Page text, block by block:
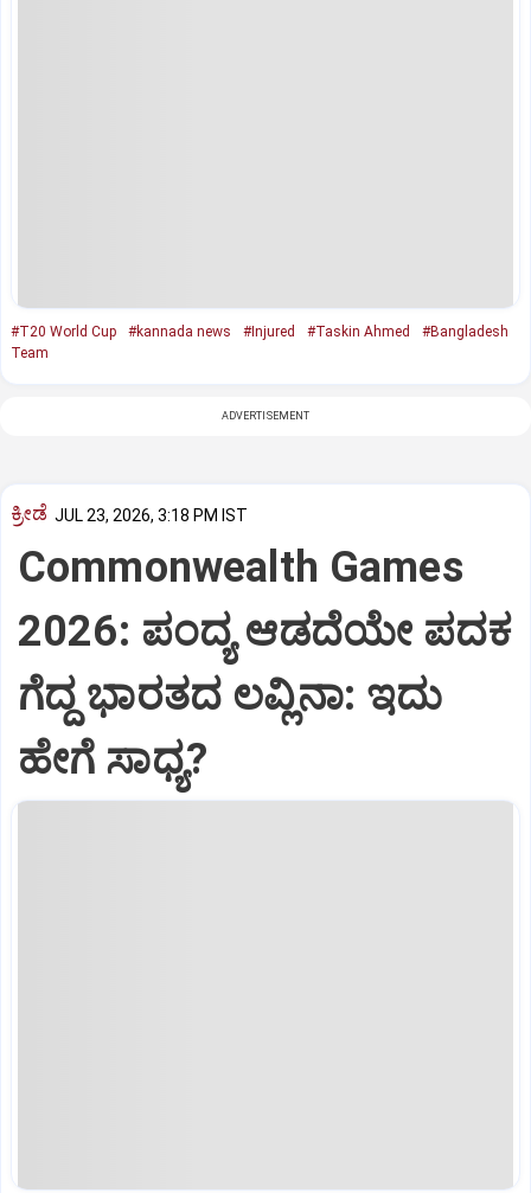
#T20 World Cup #kannada news #Injured #Taskin Ahmed
#Bangladesh
Team
ADVERTISEMENT
ಕ್ರೀಡೆ JUL 23, 2026, 3:18 PM IST
Commonwealth Games
2026: ಪಂದ್ಯ ಆಡದೆಯೇ ಪದಕ
ಗೆದ್ದ ಭಾರತದ ಲವ್ಲಿನಾ: ಇದು
ಹೇಗೆ ಸಾಧ್ಯ?